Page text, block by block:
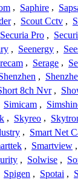
, Saphire ,
, Scout Cctv ,
Securia Pro ,
, Seenergy ,
, Serage ,
,
8ch Nvr ,
Simicam ,
, Skyreo ,
, Smart Net
, Smartview ,
, Solwise ,
Spigen , Spotai ,